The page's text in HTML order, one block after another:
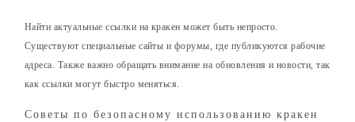
Найти актуальные ссылки на кракен может быть непросто.
Существуют специальные сайты и форумы, где публикуются рабочие
адреса. Также важно обращать внимание на обновления и новости, так
как ссылки могут быстро меняться.
Советы по безопасному использованию кракен